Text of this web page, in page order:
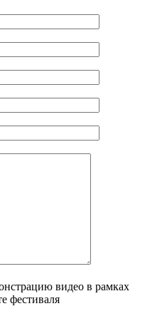
видео в рамках
фестиваля